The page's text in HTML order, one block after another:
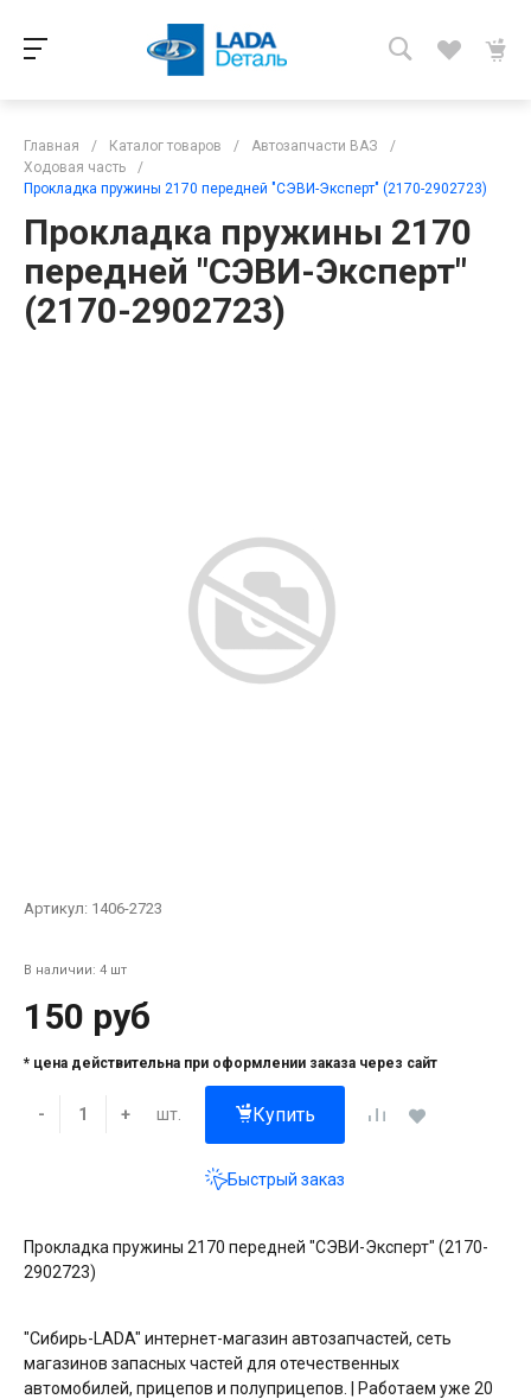
Главная / Каталог товаров / Автозапчасти ВАЗ
/
Ходовая часть
/
Прокладка пружины 2170 передней "СЭВИ-Эксперт" (2170-2902723)
Прокладка пружины 2170
передней "СЭВИ-Эксперт"
(2170-2902723)
Артикул: 1406-2723
В наличии: 4 шт
150 руб
* цена действительна при оформлении заказа через сайт
- + шт. Купить
Быстрый заказ
Прокладка пружины 2170 передней "СЭВИ-Эксперт" (2170-
2902723)
"Сибирь-LADA" интернет-магазин автозапчастей, сеть
магазинов запасных частей для отечественных
автомобилей, прицепов и полуприцепов. | Работаем уже 20